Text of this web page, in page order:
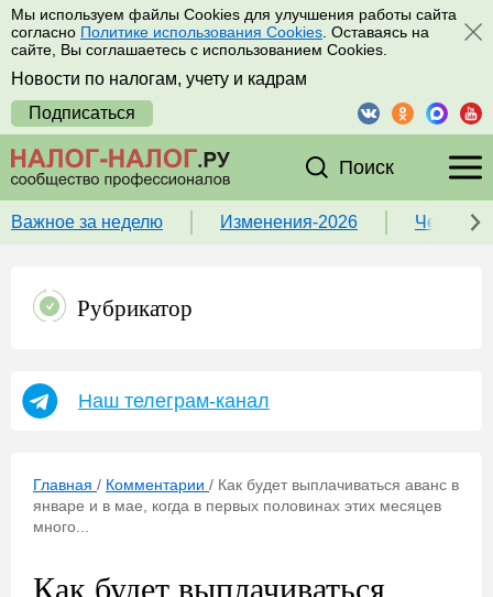
Мы используем файлы Cookies для улучшения работы сайта
согласно Политике использования Cookies . Оставаясь на
сайте, Вы соглашаетесь с использованием Cookies.
Новости по налогам, учету и кадрам
Подписаться
Поиск
Важное за неделю Изменения-2026 Чек-
Рубрикатор
Наш телеграм-канал
Главная / Комментарии / Как будет выплачиваться аванс в
январе и в мае, когда в первых половинах этих месяцев
много...
Как будет выплачиваться